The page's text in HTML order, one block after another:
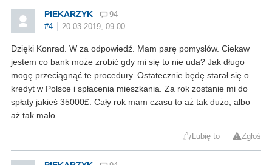
PIEKARZYK
94
#4
20.03.2019, 09:00
Dzięki Konrad. W za odpowiedź. Mam parę pomysłów. Ciekaw
jestem co bank może zrobić gdy mi się to nie uda? Jak długo
mogę przeciągnąć te procedury. Ostatecznie będę starał się o
kredyt w Polsce i spłacenia mieszkania. Za rok zostanie mi do
spłaty jakieś 35000£. Cały rok mam czasu to aż tak dużo, albo
aż tak mało.
Lubię to Zgłoś